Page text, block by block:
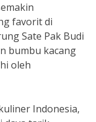
favorit di
Sate Pak Budi
bumbu kacang
oleh
Indonesia,